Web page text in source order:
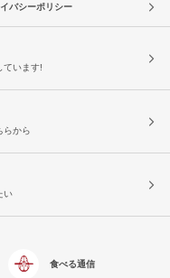
バシーポリシー
ています!
らから
い
食べる通信